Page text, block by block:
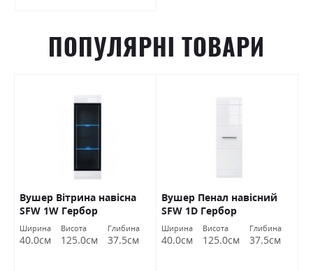
ПОПУЛЯРНІ ТОВАРИ
Вушер Вітрина навісна
SFW 1W Гербор
Ширина
40.0см
Висота
125.0см
Глибина
37.5см
Вушер Пенал навісний
SFW 1D Гербор
Ширина
40.0см
Висота
125.0см
Глибина
37.5см